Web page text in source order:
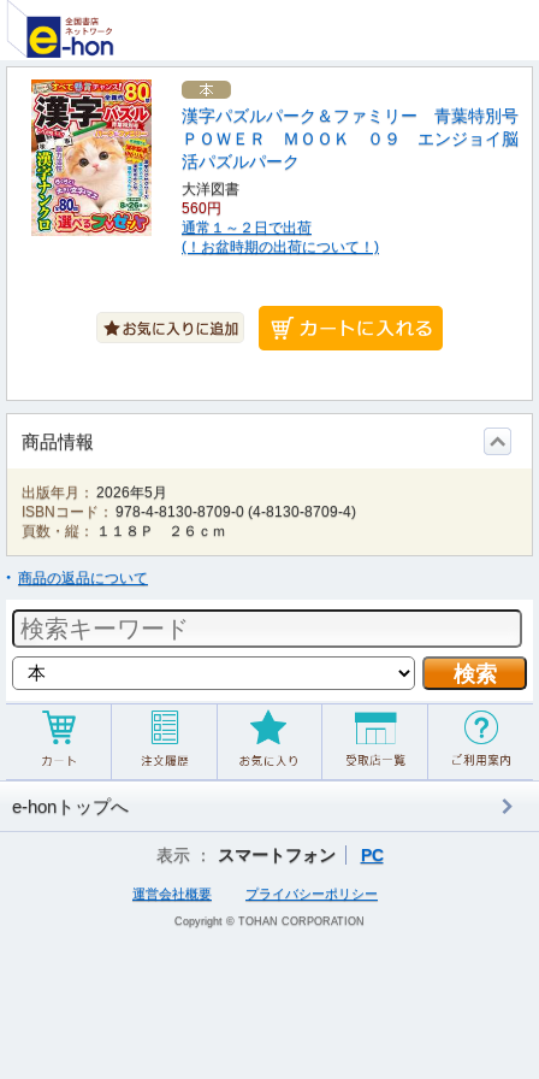
漢字パズルパーク＆ファミリー 青葉特別号
ＰＯＷＥＲ ＭＯＯＫ ０９ エンジョイ脳
活パズルパーク
大洋図書
560円
通常１～２日で出荷
(！お盆時期の出荷について！)
商品情報
出版年月： 2026年5月
ISBNコード： 978-4-8130-8709-0 (4-8130-8709-4)
頁数・縦：
１１８Ｐ ２６ｃｍ
商品の返品について
e-honトップへ
表示 ： スマートフォン PC
運営会社概要 プライバシーポリシー
Copyright © TOHAN CORPORATION